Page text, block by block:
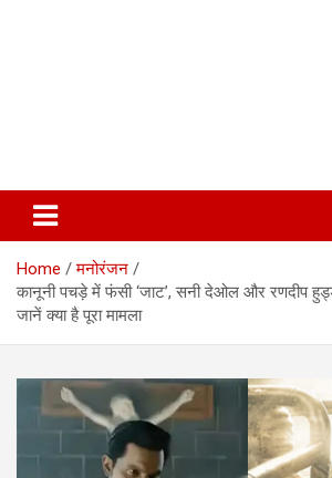
Home
मनोरंजन
कानूनी पचड़े में फंसी ‘जाट’, सनी देओल और रणदीप
जानें क्या है पूरा मामला